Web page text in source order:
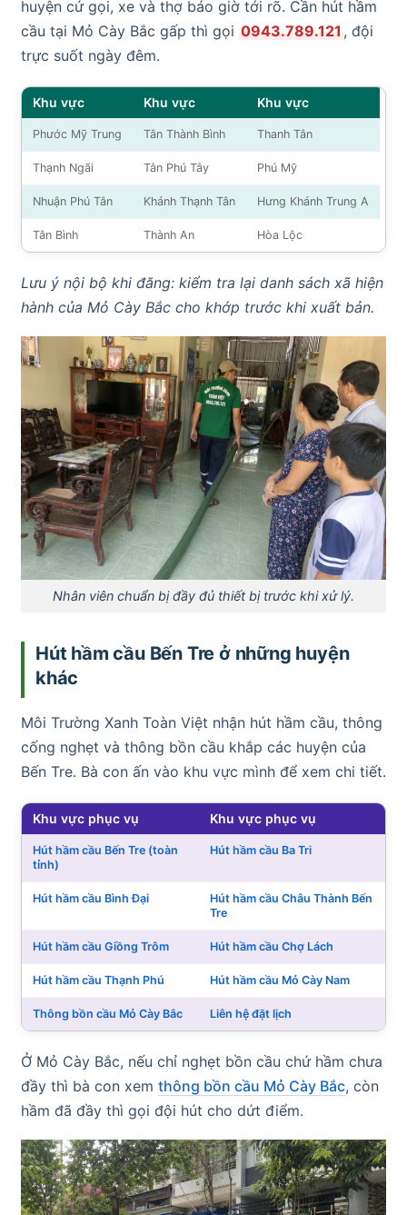
huyện cứ gọi, xe và thợ báo giờ tới rõ. Cần hút hầm
cầu tại Mỏ Cày Bắc gấp thì gọi 0943.789.121 , đội
trực suốt ngày đêm.
Khu vực Khu vực Khu vực
Phước Mỹ Trung Tân Thành Bình Thanh Tân
Thạnh Ngãi Tân Phú Tây Phú Mỹ
Nhuận Phú Tân Khánh Thạnh Tân Hưng Khánh Trung A
Tân Bình Thành An Hòa Lộc
Lưu ý nội bộ khi đăng: kiểm tra lại danh sách xã hiện
hành của Mỏ Cày Bắc cho khớp trước khi xuất bản.
Nhân viên chuẩn bị đầy đủ thiết bị trước khi xử lý.
Hút hầm cầu Bến Tre ở những huyện
khác
Môi Trường Xanh Toàn Việt nhận hút hầm cầu, thông
cống nghẹt và thông bồn cầu khắp các huyện của
Bến Tre. Bà con ấn vào khu vực mình để xem chi tiết.
Khu vực phục vụ Khu vực phục vụ
Hút hầm cầu Bến Tre (toàn
tỉnh)
Hút hầm cầu Ba Tri
Hút hầm cầu Bình Đại
Hút hầm cầu Châu Thành Bến
Tre
Hút hầm cầu Giồng Trôm Hút hầm cầu Chợ Lách
Hút hầm cầu Thạnh Phú Hút hầm cầu Mỏ Cày Nam
Thông bồn cầu Mỏ Cày Bắc Liên hệ đặt lịch
Ở Mỏ Cày Bắc, nếu chỉ nghẹt bồn cầu chứ hầm chưa
đầy thì bà con xem thông bồn cầu Mỏ Cày Bắc, còn
hầm đã đầy thì gọi đội hút cho dứt điểm.